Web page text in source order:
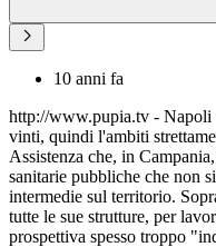
10 anni fa
http://www.pupia.tv - Napoli
vinti, quindi l'ambiti
Assistenza che, in
sanitarie pubbliche che non
intermedie sul territorio.
tutte le sue strutture, per
prospettiva spesso troppo